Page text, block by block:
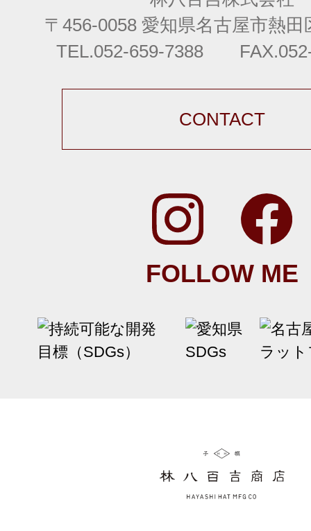
〒456-0058 愛知県名古屋市熱田
TEL.052-659-7388
CONTACT
FOLLOW ME